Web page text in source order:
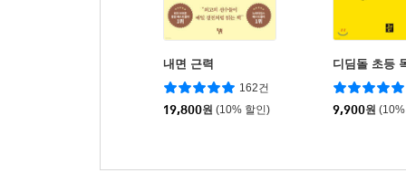
내면 근력
162건
19,800원 (10% 할인)
디딤돌 초등
9,900원